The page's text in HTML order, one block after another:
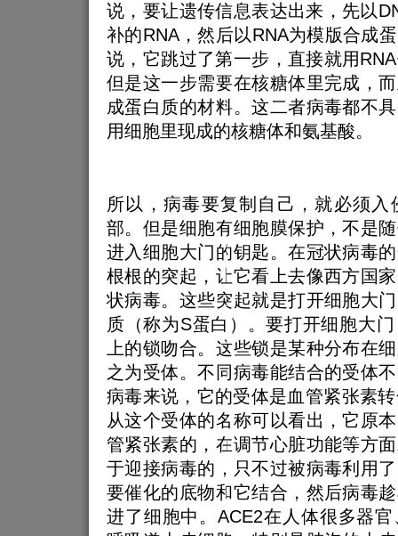
说，要让遗传信息表达出来，先以
补的RNA，然后以RNA为模版合成
说，它跳过了第一步，直接就用
但是这一步需要在核糖体里完成，
成蛋白质的材料。这二者病毒都不
用细胞里现成的核糖体和氨基酸。
所以，病毒要复制自己，就必须入
部。但是细胞有细胞膜保护，不是
进入细胞大门的钥匙。在冠状病毒
根根的突起，让它看上去像西方国
状病毒。这些突起就是打开细胞大
质（称为S蛋白）。要打开细胞大
上的锁吻合。这些锁是某种分布在
之为受体。不同病毒能结合的受体
病毒来说，它的受体是血管紧张素
从这个受体的名称可以看出，它原
管紧张素的，在调节心脏功能等方
于迎接病毒的，只不过被病毒利用
要催化的底物和它结合，然后病毒
进了细胞中。ACE2在人体很多器